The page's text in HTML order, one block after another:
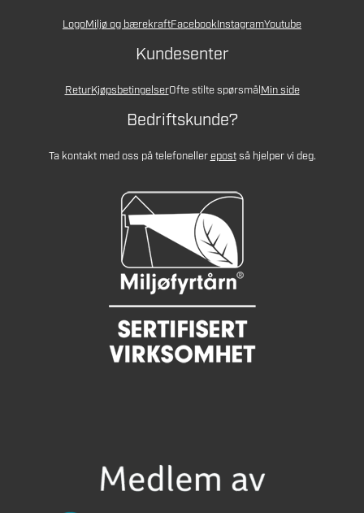
LogoMiljø og bærekraftFacebookInstagramYoutube
Kundesenter
ReturKjøpsbetingelserOfte stilte spørsmålMin side
Bedriftskunde?
Ta kontakt med oss på telefonellerepostså hjelper vi deg.